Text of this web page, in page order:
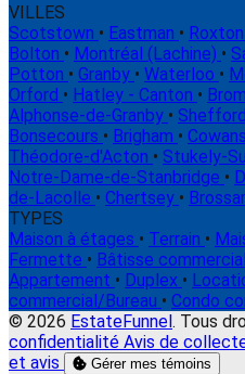
VILLES
Scotstown • Eastman •
Bolton • Montréal (Lachine) •
Potton • Granby • Waterloo •
Orford • Hatley - Canton •
Alphonse-de-Granby • Shefford
Bonsecours • Brigham •
Théodore-d'Acton • Stukely-
Notre-Dame-de-Stanbridge •
de-Lacolle • Chertsey •
TYPES
Maison à étages • Terrain •
Fermette • Bâtisse
Appartement • Duplex •
commercial/Bureau • Condo
© 2026 EstateFunnel. Tous
confidentialité Avis de
et avis
Gérer mes témoins